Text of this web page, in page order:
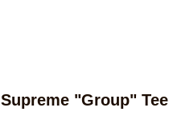
Supreme "Group" Tee